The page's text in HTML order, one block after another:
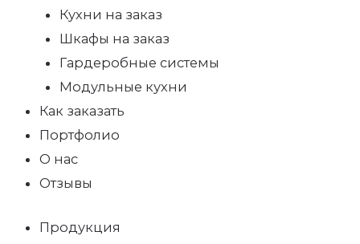
Кухни на заказ
Шкафы на заказ
Гардеробные системы
Модульные кухни
Как заказать
Портфолио
О нас
Отзывы
Продукция